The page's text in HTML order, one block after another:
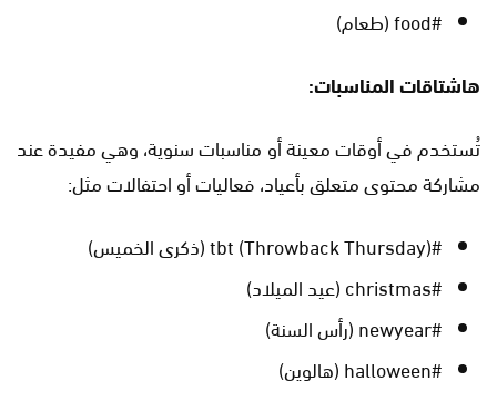
#food (طعام)
هاشتاقات المناسبات:
تُستخدم في أوقات معينة أو مناسبات سنوية، وهي مفيدة عند
مشاركة محتوى متعلق بأعياد، فعاليات أو احتفالات مثل:
#tbt (Throwback Thursday) (ذكرى الخميس)
#christmas (عيد الميلاد)
#newyear (رأس السنة)
#halloween (هالوين)